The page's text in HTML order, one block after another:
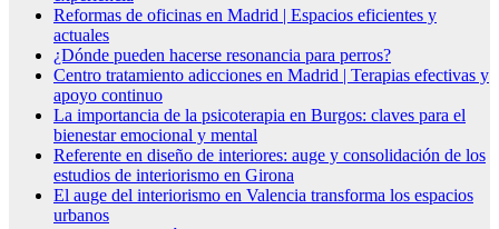
Reformas de oficinas en Madrid | Espacios eficientes y
actuales
¿Dónde pueden hacerse resonancia para perros?
Centro tratamiento adicciones en Madrid | Terapias efectivas y
apoyo continuo
La importancia de la psicoterapia en Burgos: claves para el
bienestar emocional y mental
Referente en diseño de interiores: auge y consolidación de los
estudios de interiorismo en Girona
El auge del interiorismo en Valencia transforma los espacios
urbanos